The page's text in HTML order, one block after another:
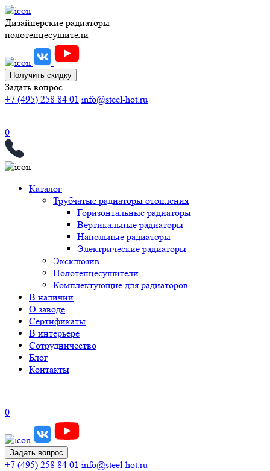
Дизайнерские радиаторы
полотенцесушители
Получить скидку
Задать вопрос
+7 (495) 258 84 01 info@steel-hot.ru
0
Каталог
Трубчатые радиаторы отопления
Горизонтальные радиаторы
Вертикальные радиаторы
Напольные радиаторы
Электрические радиаторы
Эксклюзив
Полотенцесушители
Комплектующие для радиаторов
В наличии
О заводе
Сертификаты
В интерьере
Сотрудничество
Блог
Контакты
0
Задать вопрос
+7 (495) 258 84 01 info@steel-hot.ru